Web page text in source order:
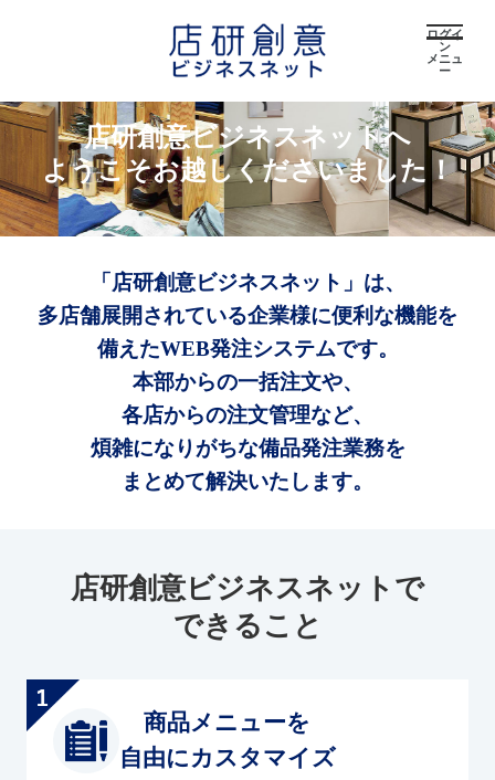
ログイ
ン
メニュ
ー
店研創意ビジネスネットへ
ようこそお越しくださいました！
「店研創意ビジネスネット」は、
多店舗展開されている企業様に便利な機能を
備えたWEB発注システムです。
本部からの一括注文や、
各店からの注文管理など、
煩雑になりがちな備品発注業務を
まとめて解決いたします。
店研創意ビジネスネットで
できること
商品メニューを
自由にカスタマイズ